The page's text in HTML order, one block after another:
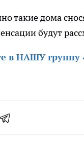
такие дома
будут
в НАШУ группу